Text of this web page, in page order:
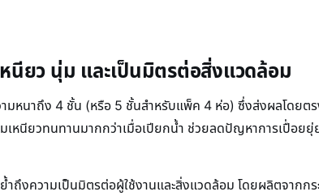
ยว นุ่ม และเป็นมิตรต่อสิ่งแวดล้อม
มหนาถึง 4 ชั้น (หรือ 5 ชั้นสำหรับแพ็ค 4 ห่อ) ซึ่งส่งผลโดยต
หนียวทนทานมากกว่าเมื่อเปียกน้ำ ช่วยลดปัญหาการเปื่อย
ถึงความเป็นมิตรต่อผู้ใช้งานและสิ่งแวดล้อม โดยผลิตจากก